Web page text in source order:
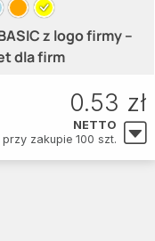
z logo firmy –
dla firm
0.53 zł
NETTO
przy zakupie 100 szt.